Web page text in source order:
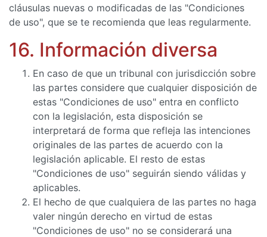
cláusulas nuevas o modificadas de las "Condiciones
de uso", que se te recomienda que leas regularmente.
16. Información diversa
En caso de que un tribunal con jurisdicción sobre
las partes considere que cualquier disposición de
estas "Condiciones de uso" entra en conflicto
con la legislación, esta disposición se
interpretará de forma que refleja las intenciones
originales de las partes de acuerdo con la
legislación aplicable. El resto de estas
"Condiciones de uso" seguirán siendo válidas y
aplicables.
El hecho de que cualquiera de las partes no haga
valer ningún derecho en virtud de estas
"Condiciones de uso" no se considerará una